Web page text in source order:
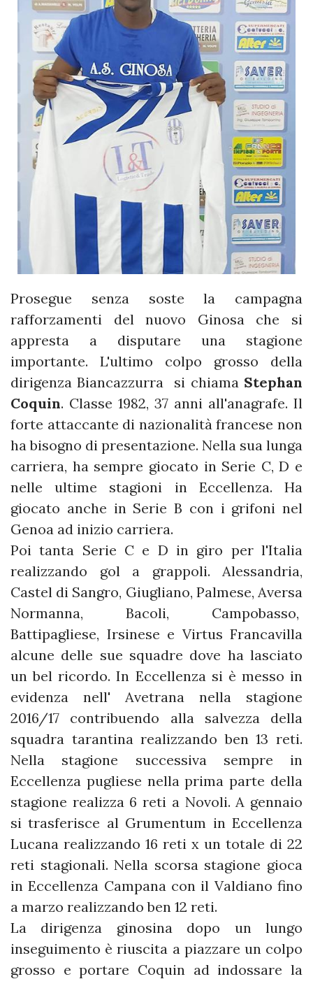
Prosegue senza soste la campagna
rafforzamenti del nuovo Ginosa che si
appresta a disputare una stagione
importante. L'ultimo colpo grosso della
dirigenza Biancazzurra si chiama Stephan
Coquin. Classe 1982, 37 anni all'anagrafe. Il
forte attaccante di nazionalità francese non
ha bisogno di presentazione. Nella sua lunga
carriera, ha sempre giocato in Serie C, D e
nelle ultime stagioni in Eccellenza. Ha
giocato anche in Serie B con i grifoni nel
Genoa ad inizio carriera.
Poi tanta Serie C e D in giro per l'Italia
realizzando gol a grappoli. Alessandria,
Castel di Sangro, Giugliano, Palmese, Aversa
Normanna, Bacoli, Campobasso,
Battipagliese, Irsinese e Virtus Francavilla
alcune delle sue squadre dove ha lasciato
un bel ricordo. In Eccellenza si è messo in
evidenza nell' Avetrana nella stagione
2016/17 contribuendo alla salvezza della
squadra tarantina realizzando ben 13 reti.
Nella stagione successiva sempre in
Eccellenza pugliese nella prima parte della
stagione realizza 6 reti a Novoli. A gennaio
si trasferisce al Grumentum in Eccellenza
Lucana realizzando 16 reti x un totale di 22
reti stagionali. Nella scorsa stagione gioca
in Eccellenza Campana con il Valdiano fino
a marzo realizzando ben 12 reti.
La dirigenza ginosina dopo un lungo
inseguimento è riuscita a piazzare un colpo
grosso e portare Coquin ad indossare la